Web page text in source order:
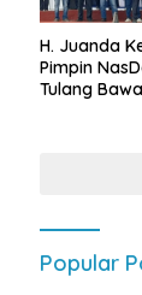
H. Juanda
Pimpin
Tulang
Popular